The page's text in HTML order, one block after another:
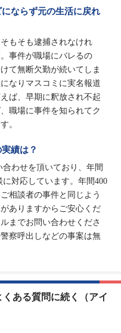
ならず元の生活に戻れ
もそも逮捕されなけれ
事件が職場にバレるの
て無断欠勤が続いてしま
なりマスコミに実名報道
ば、早期に釈放され不起
職場に事件を知られてク
。
績は？
わせを頂いており、年間
対応しています。年間400
相談者の事件と同じよう
ありますからご安心くだ
までお問い合わせくださ
察呼出しなどの事案は無
ある質問に続く（アイ